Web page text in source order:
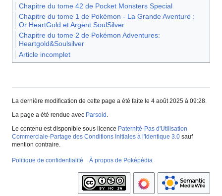
Chapitre du tome 42 de Pocket Monsters Special
Chapitre du tome 1 de Pokémon - La Grande Aventure :
Or HeartGold et Argent SoulSilver
Chapitre du tome 2 de Pokémon Adventures:
Heartgold&Soulsilver
Article incomplet
La dernière modification de cette page a été faite le 4 août 2025 à 09:28.
La page a été rendue avec Parsoid.
Le contenu est disponible sous licence Paternité-Pas d'Utilisation
Commerciale-Partage des Conditions Initiales à l'Identique 3.0 sauf
mention contraire.
Politique de confidentialité À propos de Poképédia